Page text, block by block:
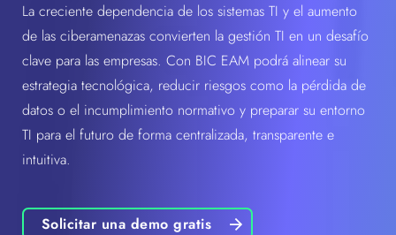
La creciente dependencia de los sistemas TI y el aumento
de las ciberamenazas convierten la gestión TI en un desafío
clave para las empresas. Con BIC EAM podrá alinear su
estrategia tecnológica, reducir riesgos como la pérdida de
datos o el incumplimiento normativo y preparar su entorno
TI para el futuro de forma centralizada, transparente e
intuitiva.
Solicitar una demo gratis